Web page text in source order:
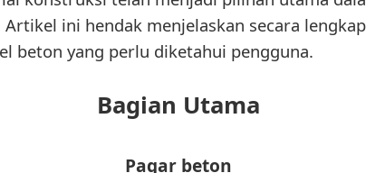
ini hendak menjelaskan secara
beton yang perlu diketahui pengguna.
Bagian Utama
Pagar beton